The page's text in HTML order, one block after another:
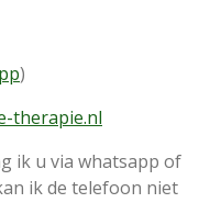
)
therapie.nl
ik u via whatsapp of
ik de telefoon niet